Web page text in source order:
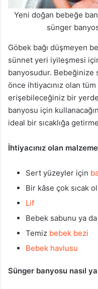
Yeni doğan bebeğe
sünger
Göbek bağı düşmeyen
sünnet yeri iyileşmesi
banyosudur. Bebeğinize
önce ihtiyacınız olan
erişebileceğiniz bir yerde
banyosu için
ideal bir sıcaklığa
İhtiyacınız olan
Sert yüzeyler için
Bir kâse çok sıcak
Lif
Bebek sabunu ya
Temiz bebek bezi
Bebek havlusu
Sünger banyosu nasıl